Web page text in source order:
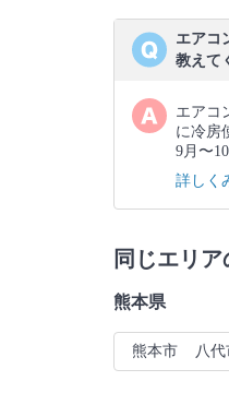
エアコ
教えて
エアコ
に冷房
9月〜
詳しく
同じエリ
熊本県
熊本市 八代